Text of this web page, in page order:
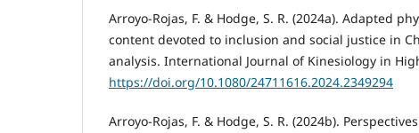
Arroyo-Rojas, F. & Hodge, S. R. (2024a). Adapted
content devoted to inclusion and social justice in
analysis. International Journal of Kinesiology in
https://doi.org/10.1080/24711616.2024.2349294
Arroyo-Rojas, F. & Hodge, S. R. (2024b).